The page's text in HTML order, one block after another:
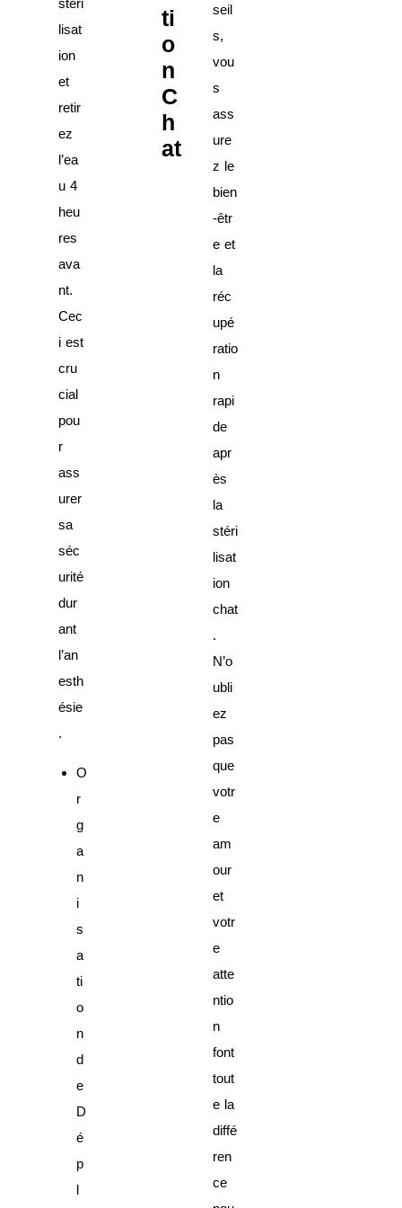
lisat
ion
et
retir
ez
l’ea
u 4
heu
res
ava
nt.
Cec
i est
cru
cial
pou
r
ass
urer
sa
séc
urité
dur
ant
l’an
esth
ésie
.
O
r
g
a
n
i
s
a
ti
o
n
d
e
D
é
p
l
ti
o
n
C
h
at
seil
s,
vou
s
ass
ure
z le
bien
-êtr
e et
la
réc
upé
ratio
n
rapi
de
apr
ès
la
stéri
lisat
ion
chat
.
N’o
ubli
ez
pas
que
votr
e
am
our
et
votr
e
atte
ntio
n
font
tout
e la
diffé
ren
ce